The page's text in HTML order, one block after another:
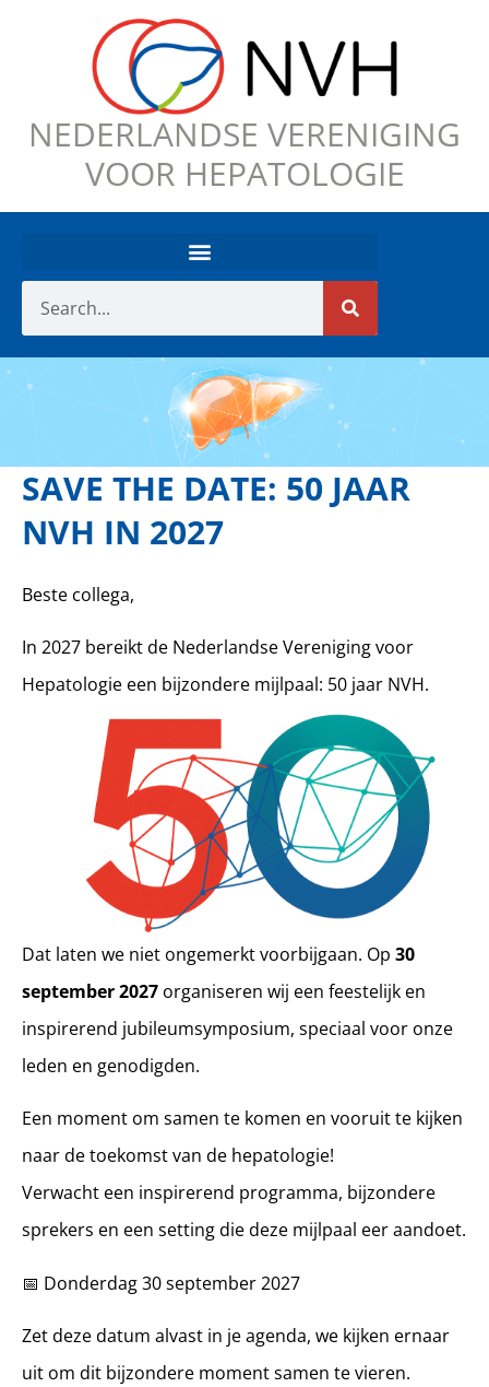
NEDERLANDSE VERENIGING
VOOR HEPATOLOGIE
SAVE THE DATE: 50 JAAR
NVH IN 2027
Beste collega,
In 2027 bereikt de Nederlandse Vereniging voor
Hepatologie een bijzondere mijlpaal: 50 jaar NVH.
Dat laten we niet ongemerkt voorbijgaan. Op 30
september 2027 organiseren wij een feestelijk en
inspirerend jubileumsymposium, speciaal voor onze
leden en genodigden.
Een moment om samen te komen en vooruit te kijken
naar de toekomst van de hepatologie!
Verwacht een inspirerend programma, bijzondere
sprekers en een setting die deze mijlpaal eer aandoet.
📅 Donderdag 30 september 2027
Zet deze datum alvast in je agenda, we kijken ernaar
uit om dit bijzondere moment samen te vieren.